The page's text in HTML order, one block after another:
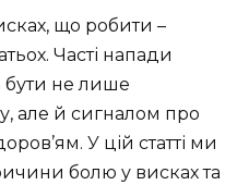
що робити –
Часті напади
бути не лише
але й сигналом про
У цій статті ми
болю у висках та